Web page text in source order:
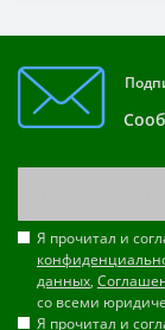
Я прочитал и
данных,
со всеми
Я прочитал и